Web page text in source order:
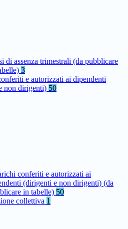
di assenza trimestrali (da pubblicare
3
e autorizzati ai dipendenti
non dirigenti) 50
conferiti e autorizzati ai
(dirigenti e non dirigenti) (da
in tabelle) 50
collettiva 1